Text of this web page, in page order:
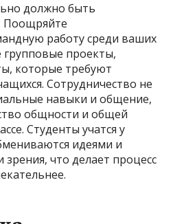
должно быть
Поощряйте
работу среди ваших
групповые проекты,
которые требуют
Сотрудничество не
навыки и общение,
общности и общей
Студенты учатся у
идеями и
что делает процесс